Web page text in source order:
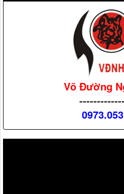
Võ Đường